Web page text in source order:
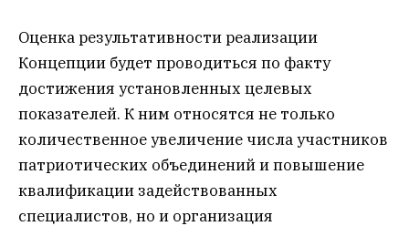
Оценка результативности реализации
Концепции будет проводиться по факту
достижения установленных целевых
показателей. К ним относятся не только
количественное увеличение числа участников
патриотических объединений и повышение
квалификации задействованных
специалистов, но и организация